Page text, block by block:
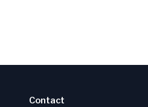
Contact